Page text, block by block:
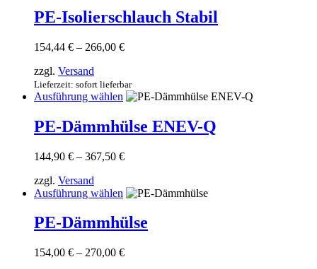
weist
mehrere
können
auf
Produktseite
gewählt
PE-Isolierschlauch Stabil
154,44 € – 266,00 €Preisspanne:
266,00 €
zzgl. Versand
Lieferzeit: sofort lieferbar
Ausführung wählen Dieses
weist
mehrere
Optionen
können
der
PE-Dämmhülse ENEV-Q
144,90 € – 367,50 €Preisspanne:
367,50 €
zzgl. Versand
Ausführung wählen Dieses
weist
mehrere
PE-Dämmhülse
154,00 € – 270,00 €Preisspanne: